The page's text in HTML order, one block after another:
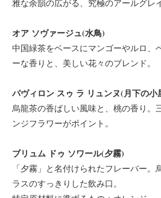
雅な余韻の広がる、究極のアールグレイ
オア ソヴァージュ(水鳥)
中国緑茶をベースにマンゴーやルロ、
ーな香りと、美しい花々のブレンド。
パヴィロン スゥ ラ リュンヌ(月下の小
烏龍茶の香ばしい風味と、桃の香り。
ンジフラワーがポイント。
ブリュム ドゥ ソワール(夕霧)
「夕霧」と名付けられたフレーバー
ラスのすっきりした飲み口。